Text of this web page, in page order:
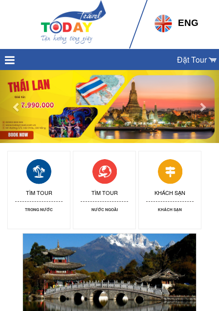
ENG
Đặt Tour
Previous
TÌM TOUR
TRONG NƯỚC
TÌM TOUR
NƯỚC NGOÀI
KHÁCH SẠN
KHÁCH SẠN